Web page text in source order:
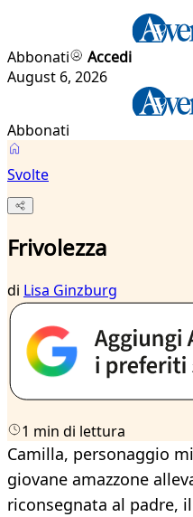
Abbonati
Accedi
August 6, 2026
Abbonati
Svolte
Frivolezza
di Lisa Ginzburg
1 min di lettura
Camilla, personaggio
giovane amazzone
riconsegnata al padre,